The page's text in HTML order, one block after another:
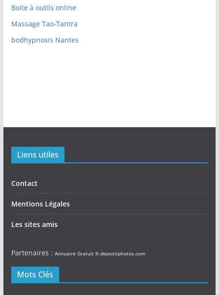
Boite à outils online
Massage Tao-Tantra
bodhypnosis Nantes
Liens utiles
Contact
Mentions Légales
Les sites amis
Partenaires : Annuaire Gratuit fr.depositphotos.com
Mots Clés